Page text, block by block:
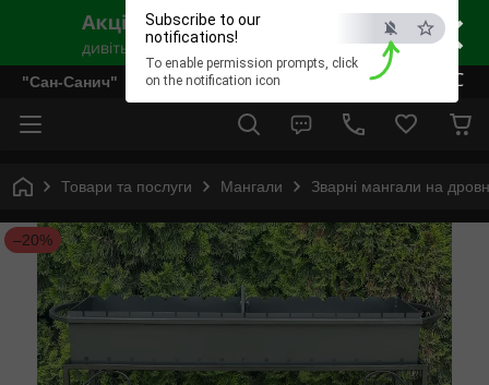
×
ESC
Subscribe to our
notifications!
To enable permission prompts, click
on the notification icon
"Сан-Санич"
Товари та послуги Мангали Зварні мангали на
–20%